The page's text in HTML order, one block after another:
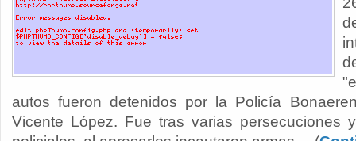
autos fueron detenidos por la Policía
Vicente López. Fue tras varias persecuciones